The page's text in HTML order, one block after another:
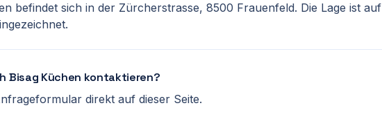
befindet sich in der Zürcherstrasse, 8500 Frauenfeld. Die Lage ist auf
Bisag Küchen kontaktieren?
direkt auf dieser Seite.